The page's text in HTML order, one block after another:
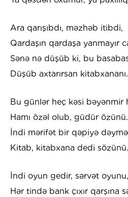
Ara qarışıbdı, məzhəb itibdi,
Qardaşın qardaşa yanmayır
Sənə nə düşüb ki, bu
Düşüb axtarırsan kitabxananı.
Bu günlər heç kəsi bəyənmir
Hamı özəl olub, güdür özünü.
İndi mərifət bir qəpiyə
Kitab, kitabxana dedi sözünü.
İndi oyun gedir, sərvət oyunu,
Hər tində bank çıxır qarşına